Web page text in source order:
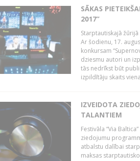
SĀKAS
2017”
Starptautiskajā
Ar šodienu, 17.
konkursam
dziesmu autori un
tās nedrīkst būt
izpildītāju skaits
IZVEIDOTA
TALANTIEM
Festivāla “Via
ziedojumu
atbalstu dalībai
maksas